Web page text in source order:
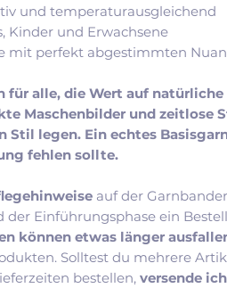
und temperaturausgleichend
Kinder und Erwachsene
mit perfekt abgestimmten
für alle, die Wert auf natürliche
Maschenbilder und zeitlose
Stil legen. Ein echtes
fehlen sollte.
auf der
der Einführungsphase ein
können etwas länger
Solltest du mehrere
bestellen, versende